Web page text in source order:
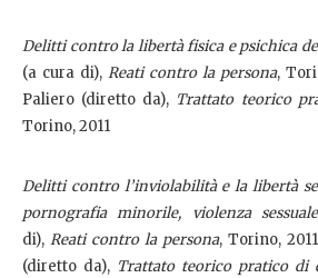
Delitti contro la libertà fisica e psichica
(a cura di), Reati contro la persona,
Paliero (diretto da), Trattato teorico
Torino, 2011
Delitti contro l’inviolabilità e la libertà
pornografia minorile, violenza sessuale
di), Reati contro la persona, Torino,
(diretto da), Trattato teorico pratico di